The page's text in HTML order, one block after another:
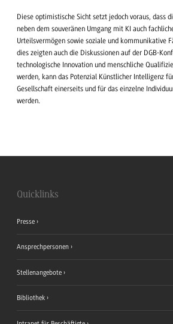
Diese optimistische Sicht setzt jedoch voraus, dass
neben dem souveränen Umgang mit KI auch
Urteilsvermögen sowie soziale und kommunikative
dies zeigten auch die Diskussionen auf der DGB-
technologische Innovation und menschliche
werden, kann das Potenzial Künstlicher Intelligenz
Gesellschaft einerseits und für das einzelne
werden.
Quicklinks
Presse
Ansprechpersonen
Stellenangebote
Bibliothek